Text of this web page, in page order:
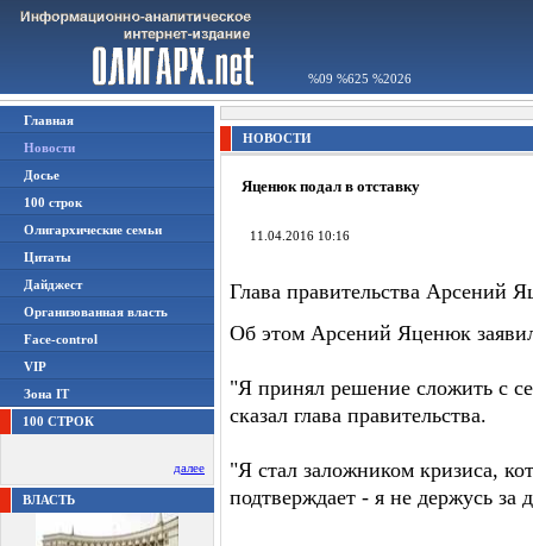
%09 %625 %2026
Главная
Новости
Досье
100 строк
Олигархические семьи
Цитаты
Дайджест
Организованная власть
Face-control
VIP
Зона IT
100 СТРОК
далее
ВЛАСТЬ
НОВОСТИ
Яценюк подал в отставку
11.04.2016 10:16
Глава правительства Арсений
Об этом Арсений Яценюк
"Я принял решение сложить с
сказал глава правительства.
"Я стал заложником кризиса,
подтверждает - я не держусь за